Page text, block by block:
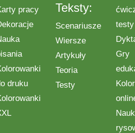
pracy
druku
Teksty:
Scenariusze
Wiersze
Artykuły
Teoria
Testy
testy
Gry